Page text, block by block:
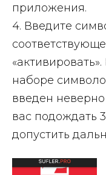
приложения.
4. Введите
наборе
введен
вас подождать
допустить